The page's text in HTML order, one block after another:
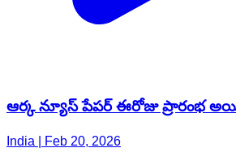
ఆర్క న్యూస్ పేపర్ ఈరోజు ప్రారంభ
India | Feb 20, 2026